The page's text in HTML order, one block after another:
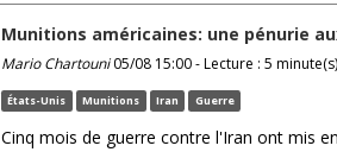
Munitions américaines: une pénurie
Mario Chartouni05/08 15:00 - Lecture : 5 minute(s)
États-Unis Munitions Iran Guerre
Cinq mois de guerre contre l'Iran ont mis